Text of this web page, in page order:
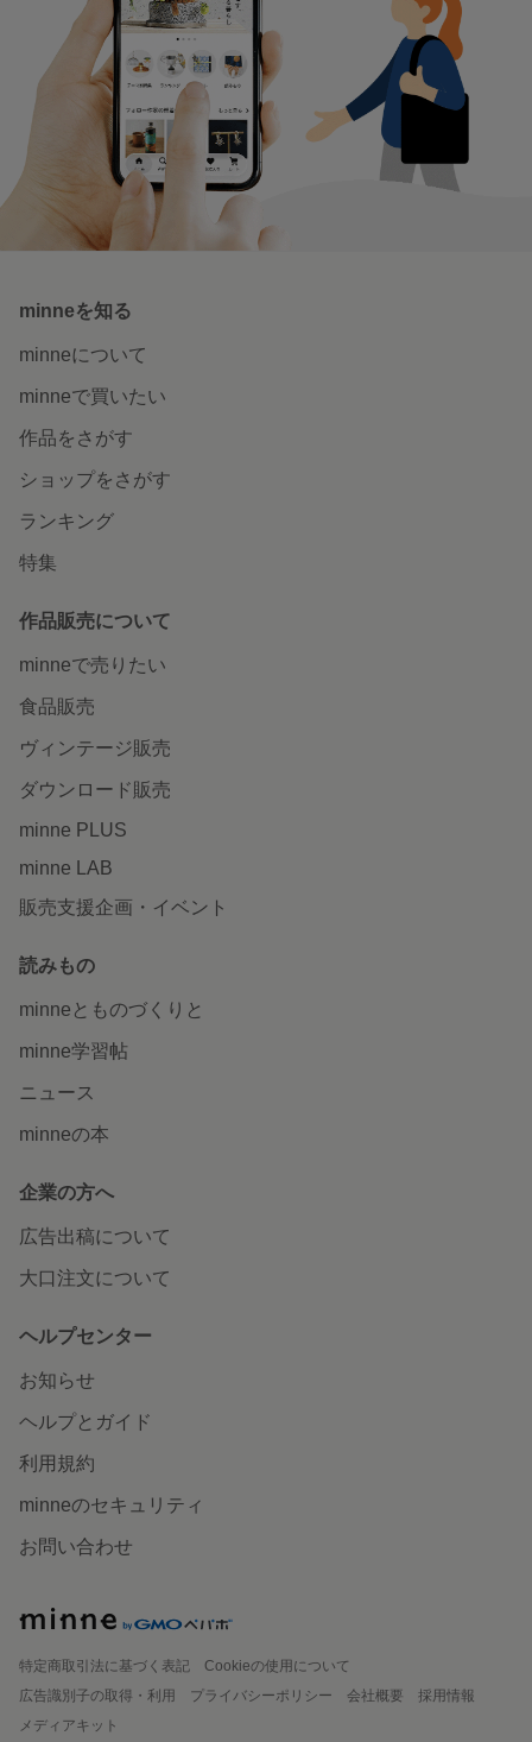
minneを知る
minneについて
minneで買いたい
作品をさがす
ショップをさがす
ランキング
特集
作品販売について
minneで売りたい
食品販売
ヴィンテージ販売
ダウンロード販売
minne PLUS
minne LAB
販売支援企画・イベント
読みもの
minneとものづくりと
minne学習帖
ニュース
minneの本
企業の方へ
広告出稿について
大口注文について
ヘルプセンター
お知らせ
ヘルプとガイド
利用規約
minneのセキュリティ
お問い合わせ
特定商取引法に基づく表記
Cookieの使用について
広告識別子の取得・利用
プライバシーポリシー 会社概要
採用情報
メディアキット